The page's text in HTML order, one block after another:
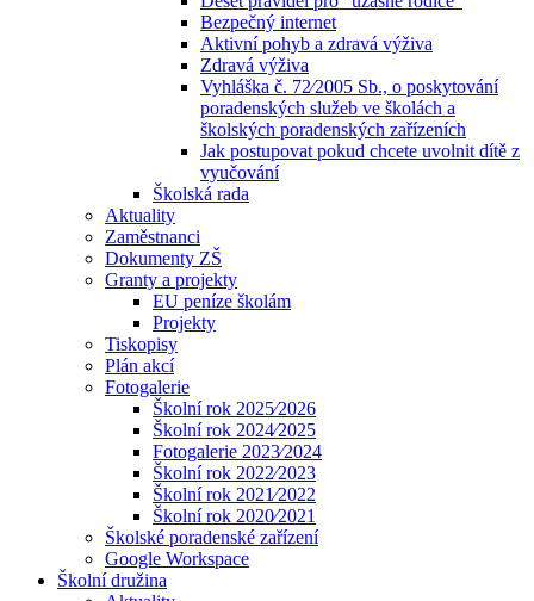
Bezpečný internet
Aktivní pohyb a zdravá výživa
Zdravá výživa
Vyhláška č. 72⁄2005 Sb., o poskytování
poradenských služeb ve školách a
školských poradenských zařízeních
Jak postupovat pokud chcete uvolnit dítě z
vyučování
Školská rada
Aktuality
Zaměstnanci
Dokumenty ZŠ
Granty a projekty
EU peníze školám
Projekty
Tiskopisy
Plán akcí
Fotogalerie
Školní rok 2025⁄2026
Školní rok 2024⁄2025
Fotogalerie 2023⁄2024
Školní rok 2022⁄2023
Školní rok 2021⁄2022
Školní rok 2020⁄2021
Školské poradenské zařízení
Google Workspace
Školní družina